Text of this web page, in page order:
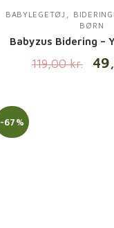
BABYLEGETØJ
BØRN
Babyzus Bidering –
119,00kr.
-67%